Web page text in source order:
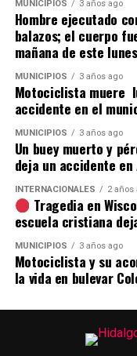
MUNICIPIOS 3 años ago
Hombre ejecutado
balazos; el cuerpo
mañana de este lunes
MUNICIPIOS 3 años ago
Motociclista muere
accidente en el
MUNICIPIOS 3 años ago
Un buey muerto y
deja un accidente en
INTERNACIONALES 2 años
Tragedia en
escuela cristiana
MUNICIPIOS 3 años ago
Motociclista y su
la vida en bulevar